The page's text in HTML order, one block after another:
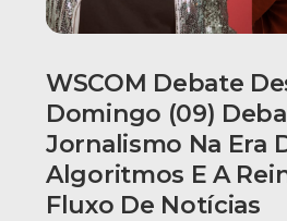
WSCOM Debate
Domingo (09)
Jornalismo Na Era
Algoritmos E A
Fluxo De Notícias